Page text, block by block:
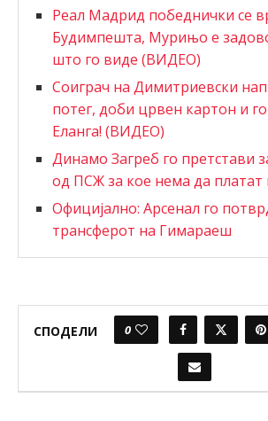
Реал Мадрид победнички се
Будимпешта, Мурињо е
што го виде (ВИДЕО)
Соиграч на Димитриевски
потег, доби црвен картон и
Еланга! (ВИДЕО)
Динамо Загреб го претстави
од ПСЖ за кое нема да платат
Официјално: Арсенал го
трансферот на Гимараеш
СПОДЕЛИ 0